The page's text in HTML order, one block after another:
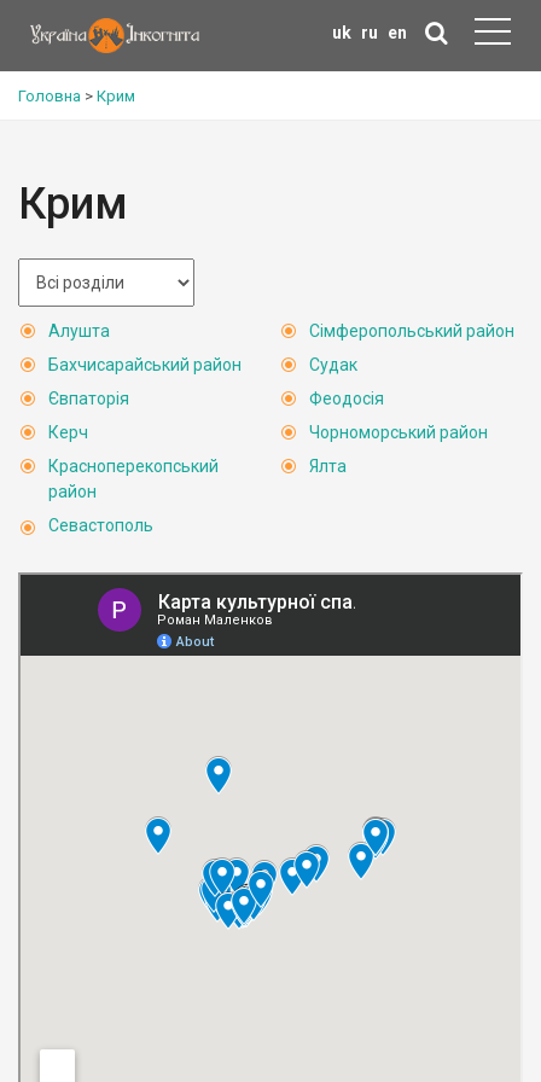
uk ru en
Головна > Крим
Крим
Алушта
Бахчисарайський район
Євпаторія
Керч
Красноперекопський
район
Севастополь
Сімферопольський район
Судак
Феодосія
Чорноморський район
Ялта